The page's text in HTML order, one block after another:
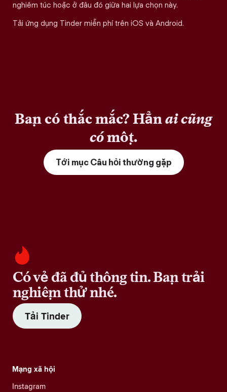
nghiêm túc hoặc ở đâu đó giữa hai lựa chọn này.
Tải ứng dụng Tinder miễn phí trên iOS và Android.
Bạn có thắc mắc? Hẳnai cũng
cómột.
Tới mục Câu hỏi thường gặp
Có vẻ đã đủ thông tin. Bạn trải
nghiệm thử nhé.
Tải Tinder
Mạng xã hội
Instagram